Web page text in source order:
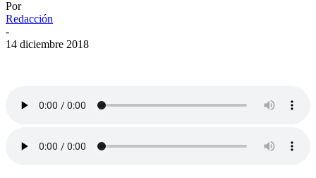
Por
Redacción
-
14 diciembre 2018